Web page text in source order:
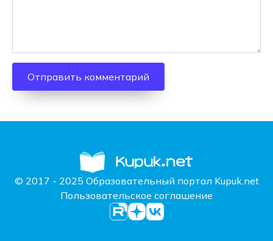
© 2017 - 2025 Образовательный портал Kupuk.net
Пользовательское соглашение